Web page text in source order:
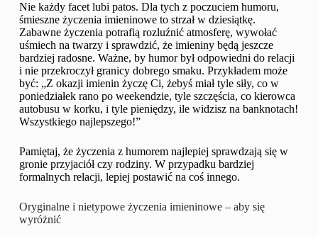
Nie każdy facet lubi patos. Dla tych z poczuciem humoru,
śmieszne życzenia imieninowe to strzał w dziesiątkę.
Zabawne życzenia potrafią rozluźnić atmosferę, wywołać
uśmiech na twarzy i sprawdzić, że imieniny będą jeszcze
bardziej radosne. Ważne, by humor był odpowiedni do relacji
i nie przekroczył granicy dobrego smaku. Przykładem może
być: „Z okazji imienin życzę Ci, żebyś miał tyle siły, co w
poniedziałek rano po weekendzie, tyle szczęścia, co kierowca
autobusu w korku, i tyle pieniędzy, ile widzisz na banknotach!
Wszystkiego najlepszego!”
Pamiętaj, że życzenia z humorem najlepiej sprawdzają się w
gronie przyjaciół czy rodziny. W przypadku bardziej
formalnych relacji, lepiej postawić na coś innego.
Oryginalne i nietypowe życzenia imieninowe – aby się
wyróżnić